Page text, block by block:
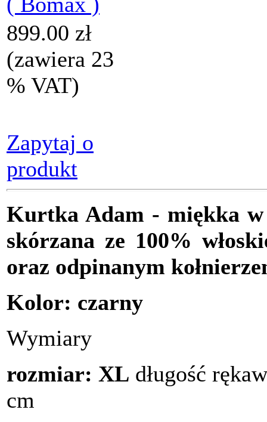
899.00 zł
(zawiera 23
% VAT)
Zapytaj o
produkt
Kurtka Adam - miękka
skórzana ze 100%
oraz odpinanym
Kolor: czarny
Wymiary
rozmiar: XL długość
cm